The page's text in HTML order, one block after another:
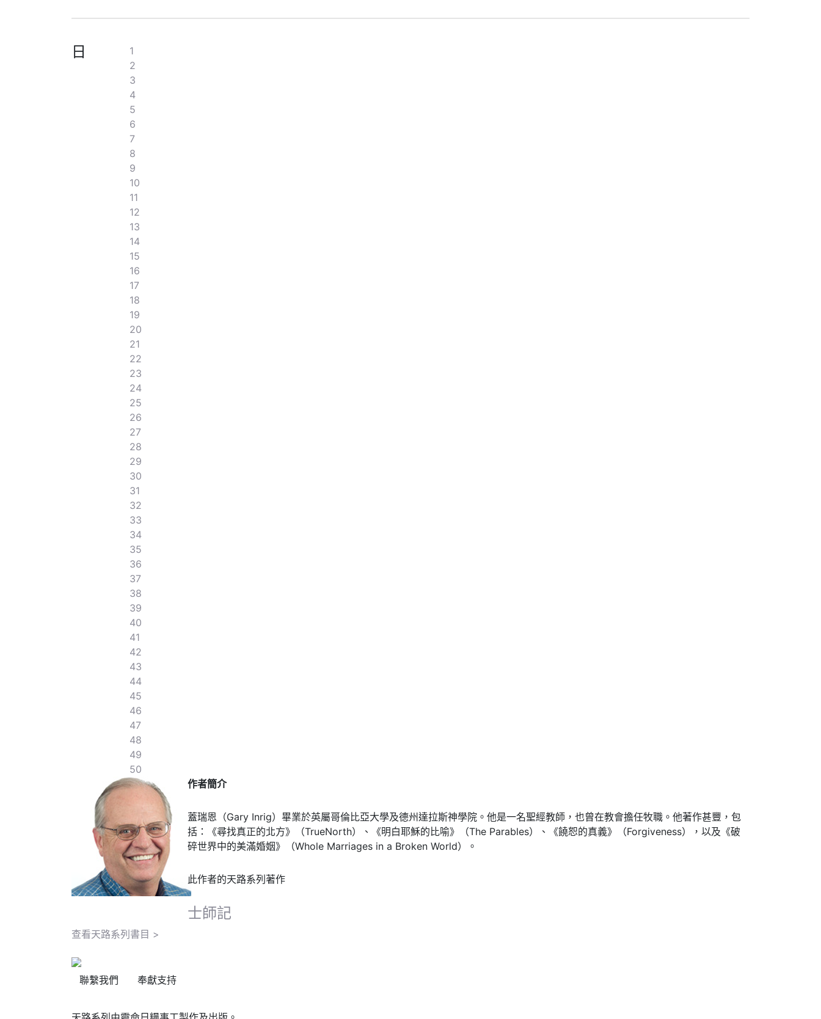
日
1
2
3
4
5
6
7
8
9
10
11
12
13
14
15
16
17
18
19
20
21
22
23
24
25
26
27
28
29
30
31
32
33
34
35
36
37
38
39
40
41
42
43
44
45
46
47
48
49
50
作者簡介
蓋瑞恩（Gary Inrig）畢業於英屬哥倫比亞大學及德州達拉斯神學院。他是一名聖經教師，也曾在教會擔任牧職。他著作甚豐，包
括：《尋找真正的北方》（TrueNorth）、《明白耶穌的比喻》（The Parables）、《饒恕的真義》（Forgiveness），以及《破
碎世界中的美滿婚姻》（Whole Marriages in a Broken World）。
此作者的天路系列著作
士師記
查看天路系列書目 >
聯繫我們 奉獻支持